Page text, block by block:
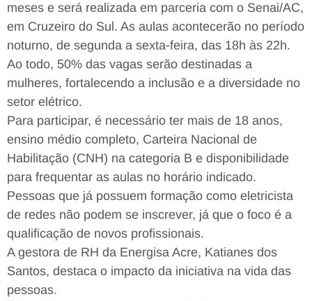
meses e será realizada em parceria com o Senai/AC,
em Cruzeiro do Sul. As aulas acontecerão no período
noturno, de segunda a sexta-feira, das 18h às 22h.
Ao todo, 50% das vagas serão destinadas a
mulheres, fortalecendo a inclusão e a diversidade no
setor elétrico.
Para participar, é necessário ter mais de 18 anos,
ensino médio completo, Carteira Nacional de
Habilitação (CNH) na categoria B e disponibilidade
para frequentar as aulas no horário indicado.
Pessoas que já possuem formação como eletricista
de redes não podem se inscrever, já que o foco é a
qualificação de novos profissionais.
A gestora de RH da Energisa Acre, Katianes dos
Santos, destaca o impacto da iniciativa na vida das
pessoas.